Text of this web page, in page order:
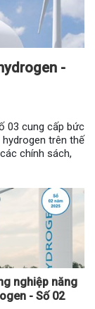
-
03 cung cấp bức
trên thế
chính sách,
nghiệp năng
- Số 02